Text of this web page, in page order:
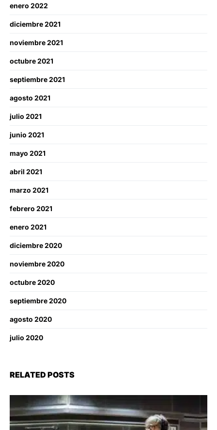
enero 2022
diciembre 2021
noviembre 2021
octubre 2021
septiembre 2021
agosto 2021
julio 2021
junio 2021
mayo 2021
abril 2021
marzo 2021
febrero 2021
enero 2021
diciembre 2020
noviembre 2020
octubre 2020
septiembre 2020
agosto 2020
julio 2020
RELATED POSTS